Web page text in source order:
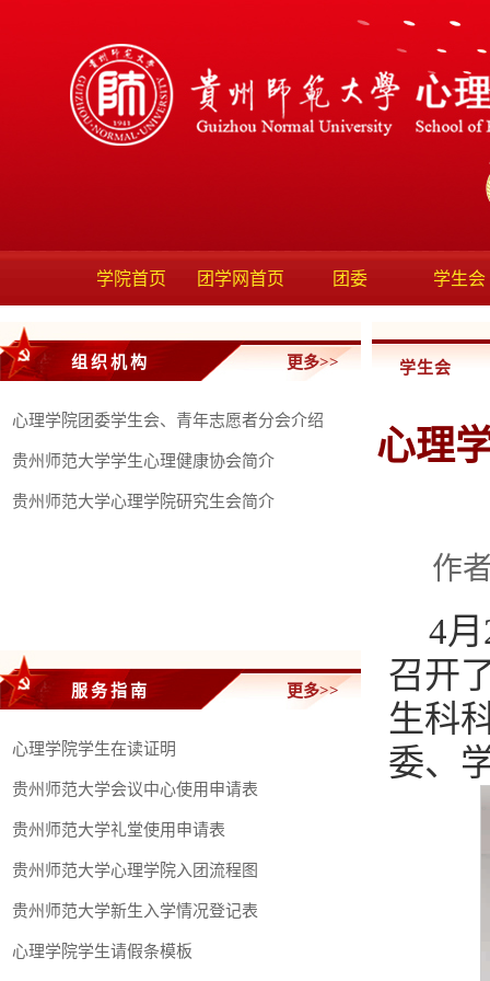
学院首页 团学网首页 团委 学生会
组织机构 更多>>
心理学院团委学生会、青年志愿者分会介绍
贵州师范大学学生心理健康协会简介
贵州师范大学心理学院研究生会简介
服务指南 更多>>
心理学院学生在读证明
贵州师范大学会议中心使用申请表
贵州师范大学礼堂使用申请表
贵州师范大学心理学院入团流程图
贵州师范大学新生入学情况登记表
心理学院学生请假条模板
学生会
心理
作
4
召开
生科
委、